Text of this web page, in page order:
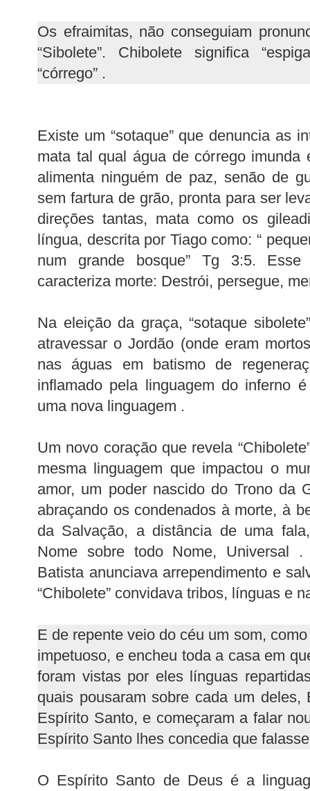
Os efraimitas, não conseguiam
“Sibolete”. Chibolete significa
“córrego” .
Existe um “sotaque” que denuncia as
mata tal qual água de córrego imunda
alimenta ninguém de paz, senão de
sem fartura de grão, pronta para ser
direções tantas, mata como os
língua, descrita por Tiago como: “
num grande bosque” Tg 3:5. Esse
caracteriza morte: Destrói, persegue,
Na eleição da graça, “sotaque
atravessar o Jordão (onde eram
nas águas em batismo de
inflamado pela linguagem do inferno
uma nova linguagem .
Um novo coração que revela
mesma linguagem que impactou o
amor, um poder nascido do Trono da
abraçando os condenados à morte, à
da Salvação, a distância de uma
Nome sobre todo Nome, Universal
Batista anunciava arrependimento e
“Chibolete” convidava tribos, línguas e
E de repente veio do céu um som,
impetuoso, e encheu toda a casa em
foram vistas por eles línguas
quais pousaram sobre cada um
Espírito Santo, e começaram a falar
Espírito Santo lhes concedia que
O Espírito Santo de Deus é a